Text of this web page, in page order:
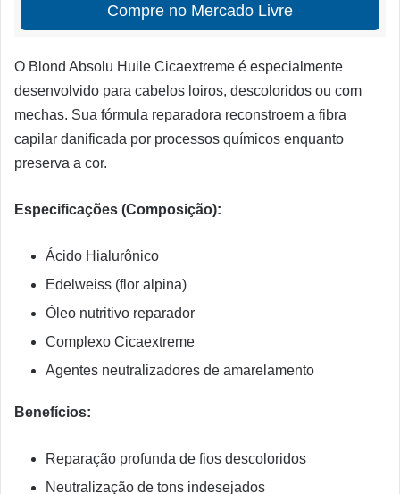
Compre no Mercado Livre
O Blond Absolu Huile Cicaextreme é especialmente
desenvolvido para cabelos loiros, descoloridos ou com
mechas. Sua fórmula reparadora reconstroem a fibra
capilar danificada por processos químicos enquanto
preserva a cor.
Especificações (Composição):
Ácido Hialurônico
Edelweiss (flor alpina)
Óleo nutritivo reparador
Complexo Cicaextreme
Agentes neutralizadores de amarelamento
Benefícios:
Reparação profunda de fios descoloridos
Neutralização de tons indesejados